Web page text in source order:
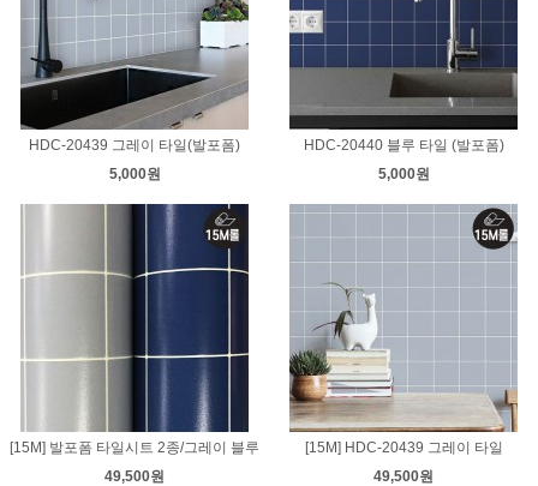
HDC-20439 그레이 타일(발포폼)
5,000원
HDC-20440 블루 타일 (발포폼)
5,000원
[15M] 발포폼 타일시트 2종/그레이 블루
49,500원
[15M] HDC-20439 그레이 타일
49,500원